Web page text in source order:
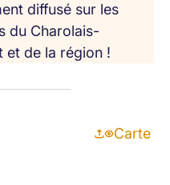
diffusé sur les
du Charolais-
et de la région !
Carte